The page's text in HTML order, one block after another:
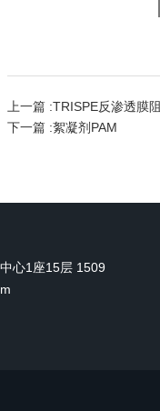
上一篇 :TRISPE反渗透膜
下一篇 :絮凝剂PAM
心1座15层 1509